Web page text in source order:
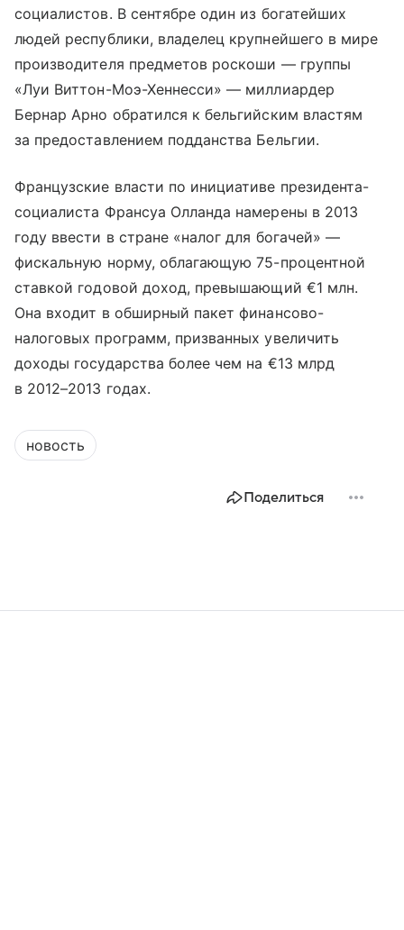
социалистов. В сентябре один из богатейших
людей республики, владелец крупнейшего в мире
производителя предметов роскоши — группы
«Луи Виттон-Моэ-Хеннесси» — миллиардер
Бернар Арно обратился к бельгийским властям
за предоставлением подданства Бельгии.
Французские власти по инициативе президента-
социалиста Франсуа Олланда намерены в 2013
году ввести в стране «налог для богачей» —
фискальную норму, облагающую 75-процентной
ставкой годовой доход, превышающий €1 млн.
Она входит в обширный пакет финансово-
налоговых программ, призванных увеличить
доходы государства более чем на €13 млрд
в 2012–2013 годах.
новость
Поделиться